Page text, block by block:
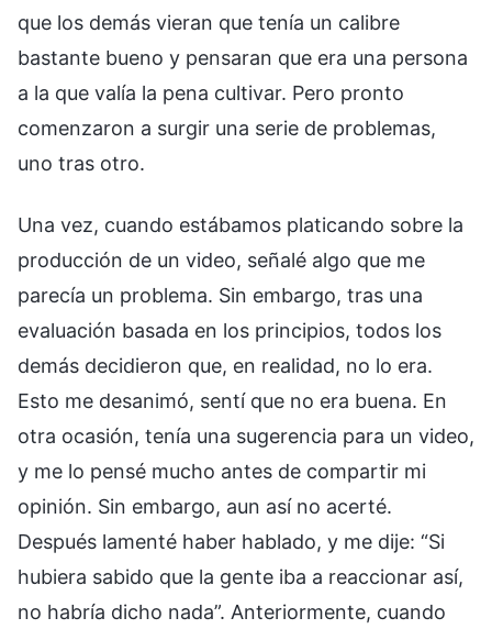
que los demás vieran que tenía un calibre
bastante bueno y pensaran que era una persona
a la que valía la pena cultivar. Pero pronto
comenzaron a surgir una serie de problemas,
uno tras otro.
Una vez, cuando estábamos platicando sobre la
producción de un video, señalé algo que me
parecía un problema. Sin embargo, tras una
evaluación basada en los principios, todos los
demás decidieron que, en realidad, no lo era.
Esto me desanimó, sentí que no era buena. En
otra ocasión, tenía una sugerencia para un video,
y me lo pensé mucho antes de compartir mi
opinión. Sin embargo, aun así no acerté.
Después lamenté haber hablado, y me dije: “Si
hubiera sabido que la gente iba a reaccionar así,
no habría dicho nada”. Anteriormente, cuando